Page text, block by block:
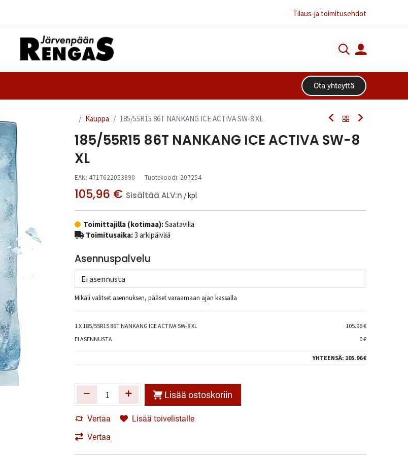
Tilaus-ja toimitusehdot
Ota yhteyttä​​​​
Kauppa 185/55R15 86T NANKANG ICE ACTIVA SW-8 XL
185/55R15 86T NANKANG ICE ACTIVA SW-8
XL
EAN: 4717622053890 Tuotekoodi: 207254
105,96 € Sisältää ALV:n / kpl
Toimittajilla (kotimaa):Saatavilla
Toimitusaika:3 arkipäivää
Asennuspalvelu
Mikäli valitset asennuksen, pääset varaamaan ajan kassalla
1X 185/55R15 86T NANKANG ICE ACTIVA SW-8 XL
105.96 €
EI ASENNUSTA
0 €
YHTEENSÄ: 105.96 €
Lisää ostoskoriin
Vertaa
Lisää toivelistalle
Vertaa